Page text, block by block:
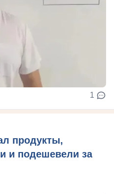
1
продукты,
и подешевели за